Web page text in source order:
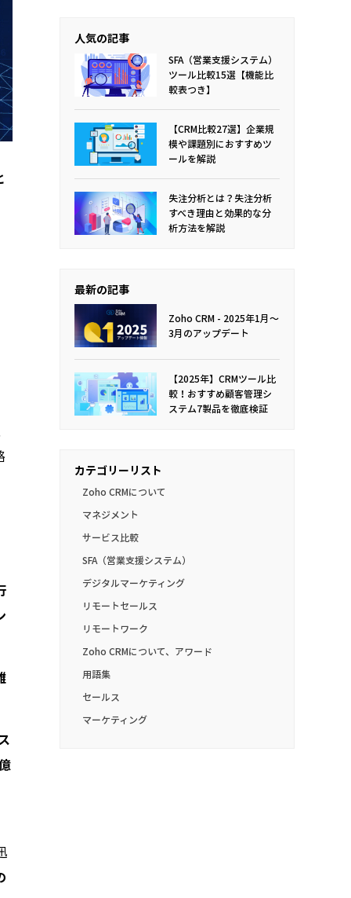
人気の記事
SFA（営業支援システム）
ツール比較15選【機能比
較表つき】
【CRM比較27選】企業規
模や課題別におすすめツ
ールを解説
失注分析とは？ 失注分析
すべき理由と効果的な分
析方法を解説
最新の記事
Zoho CRM - 2025年1月〜
3月のアップデート
【2025年】CRMツール比
較！おすすめ顧客管理シ
ステム7製品を徹底検証
カテゴリーリスト
Zoho CRMについて
マネジメント
サービス比較
SFA（営業支援システム）
デジタルマーケティング
リモートセールス
リモートワーク
Zoho CRMについて、アワード
用語集
セールス
マーケティング